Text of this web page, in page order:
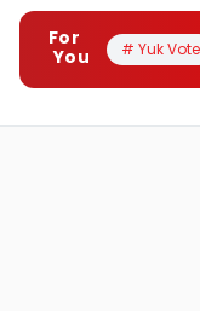
For
You
# Yuk Vote